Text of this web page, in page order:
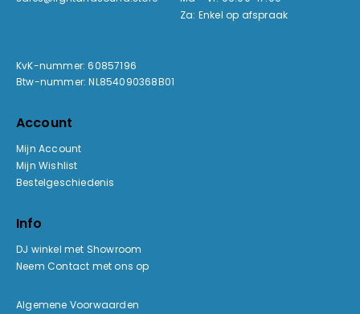
Za: Enkel op afspraak
KvK-nummer: 60857196
Btw-nummer: NL854090368B01
Account
Mijn Account
Mijn Wishlist
Bestelgeschiedenis
Info
DJ winkel met Showroom
Neem Contact met ons op
Algemene Voorwaarden